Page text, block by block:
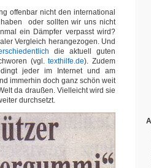
offenbar nicht den international
haben oder sollten wir uns nicht
ein Dämpfer verpasst wird?
Vergleich herangezogen. Und
die aktuell guten
(vgl.texthilfe.de). Zudem
jeder im Internet und am
immerhin doch ganz schön weit
da draußen. Vielleicht wird sie
durchsetzt.